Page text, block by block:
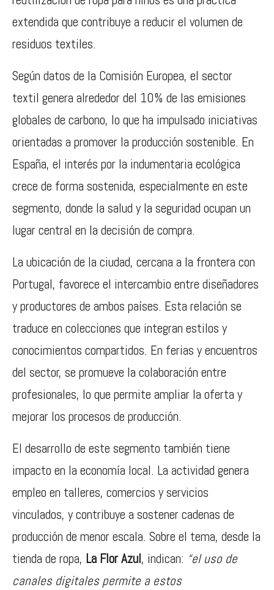
extendida que contribuye a reducir el volumen de
residuos textiles.
Según datos de la Comisión Europea, el sector
textil genera alrededor del 10% de las emisiones
globales de carbono, lo que ha impulsado iniciativas
orientadas a promover la producción sostenible. En
España, el interés por la indumentaria ecológica
crece de forma sostenida, especialmente en este
segmento, donde la salud y la seguridad ocupan un
lugar central en la decisión de compra.
La ubicación de la ciudad, cercana a la frontera con
Portugal, favorece el intercambio entre diseñadores
y productores de ambos países. Esta relación se
traduce en colecciones que integran estilos y
conocimientos compartidos. En ferias y encuentros
del sector, se promueve la colaboración entre
profesionales, lo que permite ampliar la oferta y
mejorar los procesos de producción.
El desarrollo de este segmento también tiene
impacto en la economía local. La actividad genera
empleo en talleres, comercios y servicios
vinculados, y contribuye a sostener cadenas de
producción de menor escala. Sobre el tema, desde la
tienda de ropa, La Flor Azul, indican: “el uso de
canales digitales permite a estos